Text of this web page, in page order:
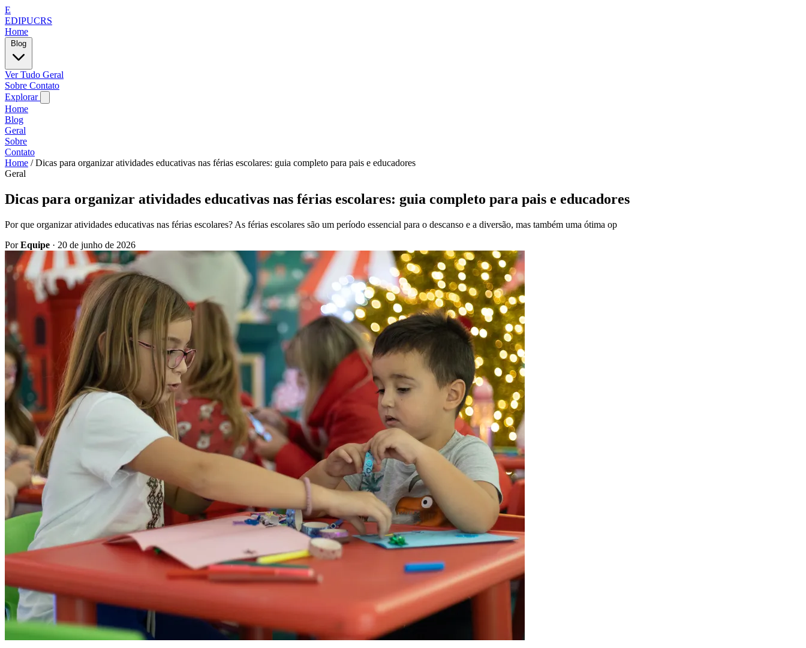
E
EDIPUCRS
Home
Ver Tudo Geral
Sobre Contato
Explorar
Home
Blog
Geral
Sobre
Contato
Home / Dicas para organizar atividades educativas nas férias escolares: guia completo para pais e educadores
Geral
Dicas para organizar atividades educativas nas férias escolares: guia completo para pais e educadores
Por que organizar atividades educativas nas férias escolares? As férias escolares são um período essencial para o descanso e a diversão, mas também uma ótima op
PorEquipe · 20 de junho de 2026